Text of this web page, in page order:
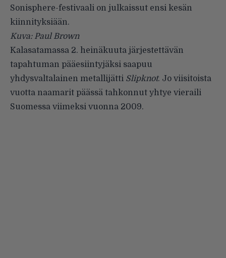
Sonisphere-festivaali on julkaissut ensi kesän
kiinnityksiään.
Kuva: Paul Brown
Kalasatamassa 2. heinäkuuta järjestettävän
tapahtuman pääesiintyjäksi saapuu
yhdysvaltalainen metallijätti Slipknot. Jo viisitoista
vuotta naamarit päässä tahkonnut yhtye vieraili
Suomessa viimeksi vuonna 2009.